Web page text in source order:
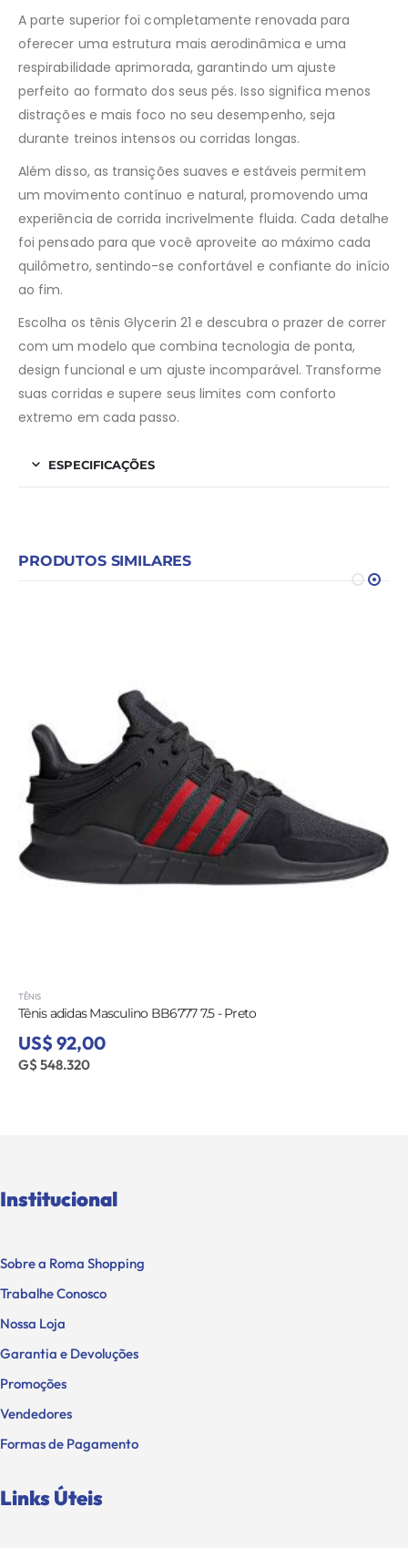
A parte superior foi completamente renovada para
oferecer uma estrutura mais aerodinâmica e uma
respirabilidade aprimorada, garantindo um ajuste
perfeito ao formato dos seus pés. Isso significa menos
distrações e mais foco no seu desempenho, seja
durante treinos intensos ou corridas longas.
Além disso, as transições suaves e estáveis permitem
um movimento contínuo e natural, promovendo uma
experiência de corrida incrivelmente fluida. Cada detalhe
foi pensado para que você aproveite ao máximo cada
quilômetro, sentindo-se confortável e confiante do início
ao fim.
Escolha os tênis Glycerin 21 e descubra o prazer de correr
com um modelo que combina tecnologia de ponta,
design funcional e um ajuste incomparável. Transforme
suas corridas e supere seus limites com conforto
extremo em cada passo.
ESPECIFICAÇÕES
PRODUTOS SIMILARES
TÊNIS
Tênis adidas Masculino BB6777 7.5 - Preto
US$ 92,00
G$ 548.320
Institucional
Sobre a Roma Shopping
Trabalhe Conosco
Nossa Loja
Garantia e Devoluções
Promoções
Vendedores
Formas de Pagamento
Links Úteis